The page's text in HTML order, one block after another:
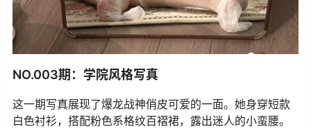
NO.003期：学院风格写真
这一期写真展现了爆龙战神俏皮可爱的一面。她身穿短款
白色衬衫，搭配粉色系格纹百褶裙，露出迷人的小蛮腰。